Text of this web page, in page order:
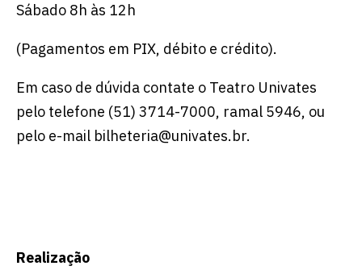
Sábado 8h às 12h
(Pagamentos em PIX, débito e crédito).
Em caso de dúvida contate o Teatro Univates
pelo telefone (51) 3714-7000, ramal 5946, ou
pelo e-mail bilheteria@univates.br.
Realização